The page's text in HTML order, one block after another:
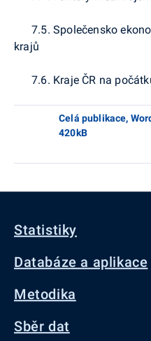
7.5. Společensko
krajů
7.6. Kraje ČR na
Celá publikace,
420kB
Statistiky
Databáze a aplikace
Metodika
Sběr dat